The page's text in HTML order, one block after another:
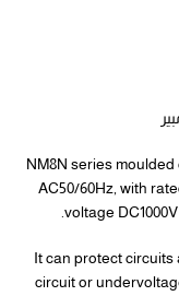
NM8N series
AC50/60Hz, with
voltage
It can protect
circuit or